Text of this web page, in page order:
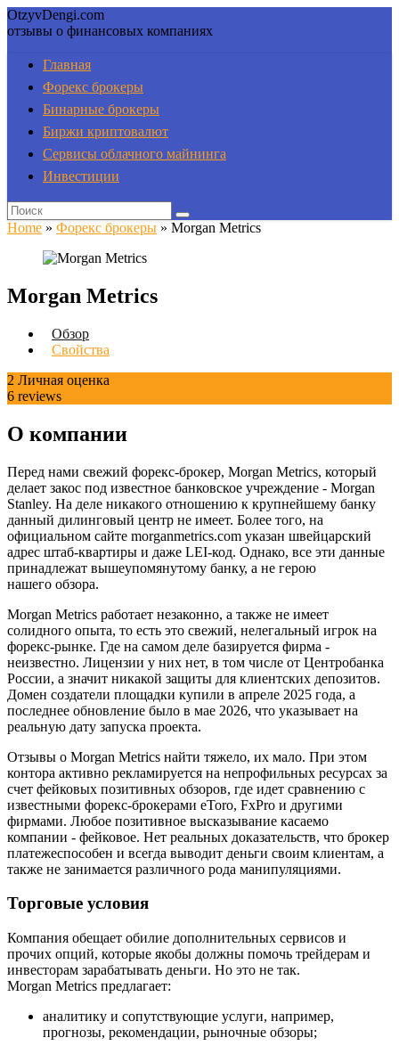
OtzyvDengi.com
отзывы о финансовых компаниях
Главная
Форекс брокеры
Бинарные брокеры
Биржи криптовалют
Сервисы облачного майнинга
Инвестиции
Home » Форекс брокеры » Morgan Metrics
Morgan Metrics
Обзор
Свойства
2 Личная оценка
6 reviews
О компании
Перед нами свежий форекс-брокер, Morgan Metrics, который
делает закос под известное банковское учреждение - Morgan
Stanley. На деле никакого отношению к крупнейшему банку
данный дилинговый центр не имеет. Более того, на
официальном сайте morganmetrics.com указан швейцарский
адрес штаб-квартиры и даже LEI-код. Однако, все эти данные
принадлежат вышеупомянутому банку, а не герою
нашего обзора.
Morgan Metrics работает незаконно, а также не имеет
солидного опыта, то есть это свежий, нелегальный игрок на
форекс-рынке. Где на самом деле базируется фирма -
неизвестно. Лицензии у них нет, в том числе от Центробанка
России, а значит никакой защиты для клиентских депозитов.
Домен создатели площадки купили в апреле 2025 года, а
последнее обновление было в мае 2026, что указывает на
реальную дату запуска проекта.
Отзывы о Morgan Metrics найти тяжело, их мало. При этом
контора активно рекламируется на непрофильных ресурсах за
счет фейковых позитивных обзоров, где идет сравнению с
известными форекс-брокерами eToro, FxPro и другими
фирмами. Любое позитивное высказывание касаемо
компании - фейковое. Нет реальных доказательств, что брокер
платежеспособен и всегда выводит деньги своим клиентам, а
также не занимается различного рода манипуляциями.
Торговые условия
Компания обещает обилие дополнительных сервисов и
прочих опций, которые якобы должны помочь трейдерам и
инвесторам зарабатывать деньги. Но это не так.
Morgan Metrics предлагает:
аналитику и сопутствующие услуги, например,
прогнозы, рекомендации, рыночные обзоры;